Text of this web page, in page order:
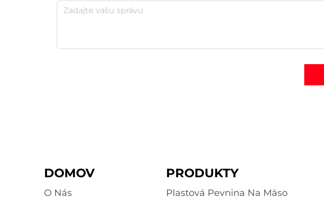
DOMOV
O Nás
PRODUKTY
Plastová Pevnina Na Mäso